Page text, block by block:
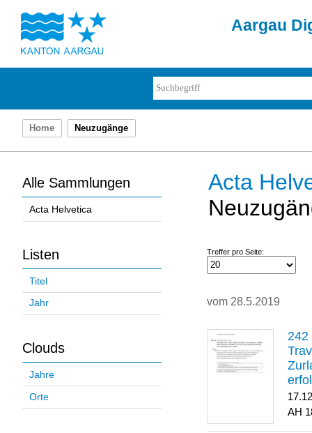
Aargau
Home Neuzugänge
Alle Sammlungen
Acta Helvetica
Listen
Titel
Jahr
Clouds
Jahre
Orte
Acta
Treffer pro Seite:
vom 28.5.2019